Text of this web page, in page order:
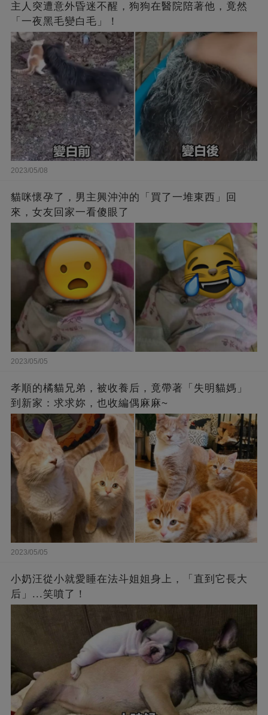
主人突遭意外昏迷不醒，狗狗在醫院陪著他，竟然
「一夜黑毛變白毛」！
2023/05/08
貓咪懷孕了，男主興沖沖的「買了一堆東西」回
來，女友回家一看傻眼了
2023/05/05
孝順的橘貓兄弟，被收養后，竟帶著「失明貓媽」
到新家：求求妳，也收編偶麻麻~
2023/05/05
小奶汪從小就愛睡在法斗姐姐身上，「直到它長大
后」...笑噴了！